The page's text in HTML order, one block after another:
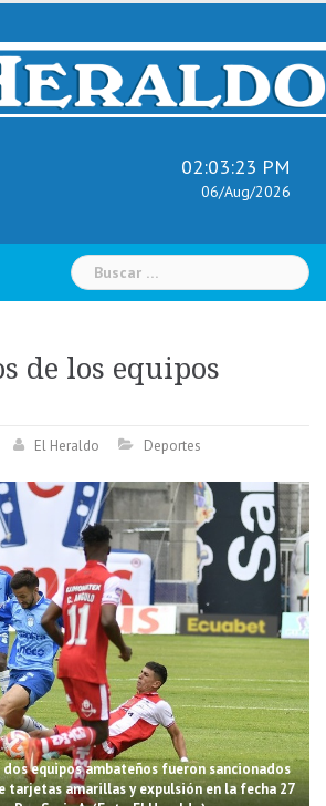
02:03:24 PM
06/Aug/2026
Buscar:
de los equipos
El Heraldo Deportes
equipos ambateños fueron sancionados
tarjetas amarillas y expulsión en la fecha 27